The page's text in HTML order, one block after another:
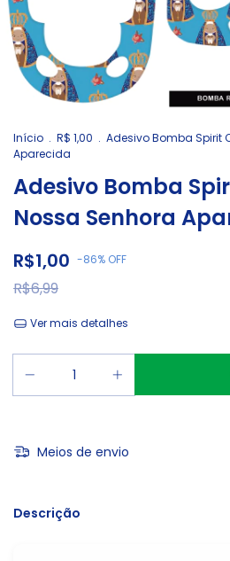
Início . R$ 1,00 . Adesivo Bomba Spirit
Aparecida
Adesivo Bomba
Nossa Senhora
R$1,00 -86% OFF
R$6,99
Ver mais detalhes
Meios de envio
Descrição